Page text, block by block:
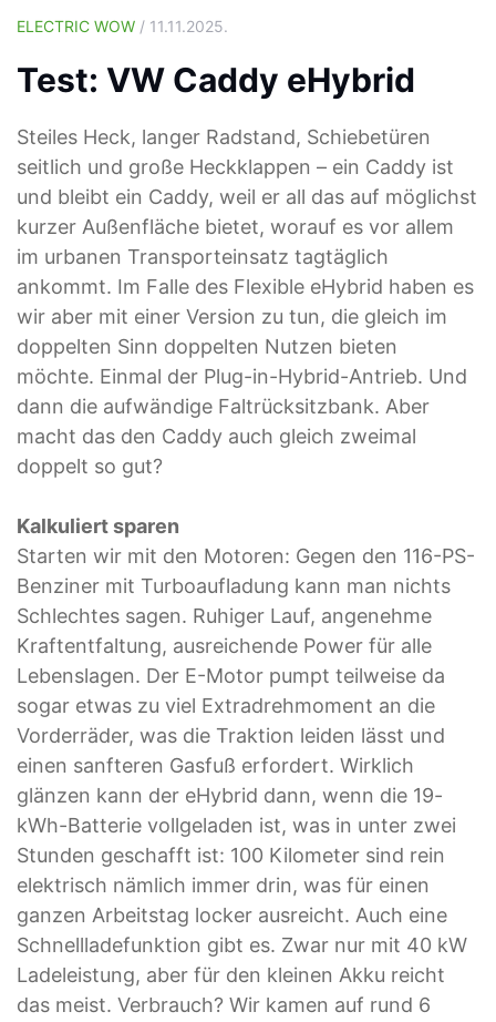
ELECTRIC WOW / 11.11.2025.
Test: VW Caddy eHybrid
Steiles Heck, langer Radstand, Schiebetüren
seitlich und große Heckklappen – ein Caddy ist
und bleibt ein Caddy, weil er all das auf möglichst
kurzer Außenfläche bietet, worauf es vor allem
im urbanen Transporteinsatz tagtäglich
ankommt. Im Falle des Flexible eHybrid haben es
wir aber mit einer Version zu tun, die gleich im
doppelten Sinn doppelten Nutzen bieten
möchte. Einmal der Plug-in-Hybrid-Antrieb. Und
dann die aufwändige Faltrücksitzbank. Aber
macht das den Caddy auch gleich zweimal
doppelt so gut?
Kalkuliert sparen
Starten wir mit den Motoren: Gegen den 116-PS-
Benziner mit Turboaufladung kann man nichts
Schlechtes sagen. Ruhiger Lauf, angenehme
Kraftentfaltung, ausreichende Power für alle
Lebenslagen. Der E-Motor pumpt teilweise da
sogar etwas zu viel Extradrehmoment an die
Vorderräder, was die Traktion leiden lässt und
einen sanfteren Gasfuß erfordert. Wirklich
glänzen kann der eHybrid dann, wenn die 19-
kWh-Batterie vollgeladen ist, was in unter zwei
Stunden geschafft ist: 100 Kilometer sind rein
elektrisch nämlich immer drin, was für einen
ganzen Arbeitstag locker ausreicht. Auch eine
Schnellladefunktion gibt es. Zwar nur mit 40 kW
Ladeleistung, aber für den kleinen Akku reicht
das meist. Verbrauch? Wir kamen auf rund 6